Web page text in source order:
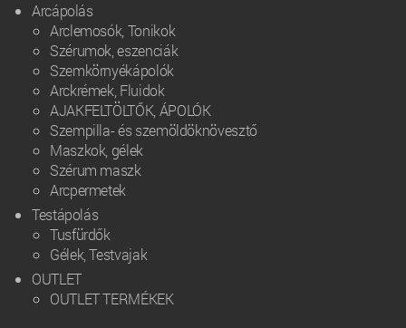
Arcápolás
Arclemosók, Tonikok
Szérumok, eszenciák
Szemkörnyékápolók
Arckrémek, Fluidok
AJAKFELTÖLTŐK, ÁPOLÓK
Szempilla- és szemöldöknövesztő
Maszkok, gélek
Szérum maszk
Arcpermetek
Testápolás
Tusfürdők
Gélek, Testvajak
OUTLET
OUTLET TERMÉKEK